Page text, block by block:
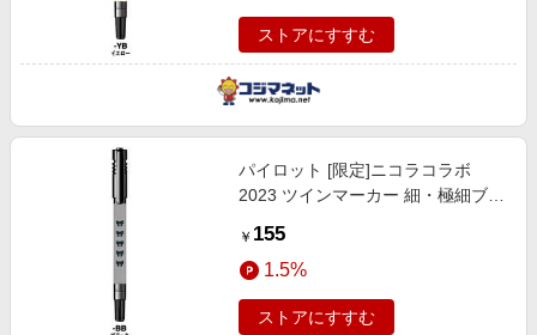
ストアにすすむ
パイロット [限定]ニコラコラボ
2023 ツインマーカー 細・極細ブラ
￥ 155
1.5%
ストアにすすむ